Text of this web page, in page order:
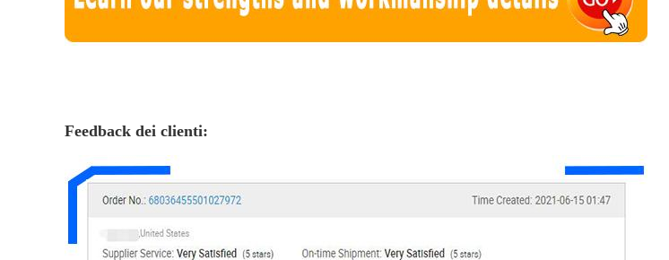
Feedback dei clienti: